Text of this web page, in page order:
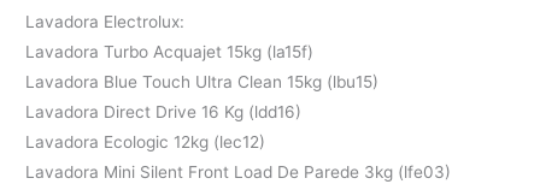
Lavadora Electrolux:
Lavadora Turbo Acquajet 15kg (la15f)
Lavadora Blue Touch Ultra Clean 15kg (lbu15)
Lavadora Direct Drive 16 Kg (ldd16)
Lavadora Ecologic 12kg (lec12)
Lavadora Mini Silent Front Load De Parede 3kg (lfe03)